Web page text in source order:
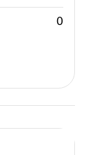
0